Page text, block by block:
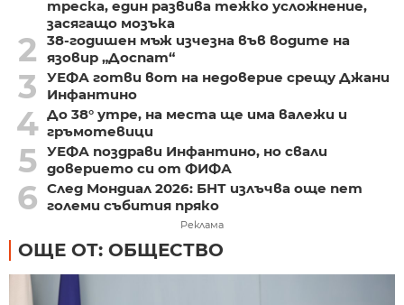
треска, един развива тежко усложнение,
засягащо мозъка
2
38-годишен мъж изчезна във водите на
язовир „Доспат“
3
УЕФА готви вот на недоверие срещу Джани
Инфантино
4 До 38° утре, на места ще има валежи и
гръмотевици
5 УЕФА поздрави Инфантино, но свали
доверието си от ФИФА
6 След Мондиал 2026: БНТ излъчва още пет
големи събития пряко
Реклама
ОЩЕ ОТ: ОБЩЕСТВО